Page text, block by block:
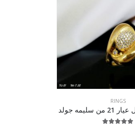
RINGS
جولد